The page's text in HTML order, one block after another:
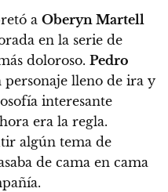
a Oberyn Martell
en la serie de
doloroso. Pedro
lleno de ira y
interesante
era la regla.
algún tema de
de cama en cama